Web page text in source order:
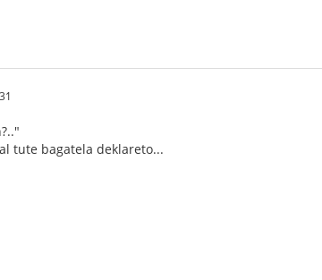
tute bagatela deklareto...